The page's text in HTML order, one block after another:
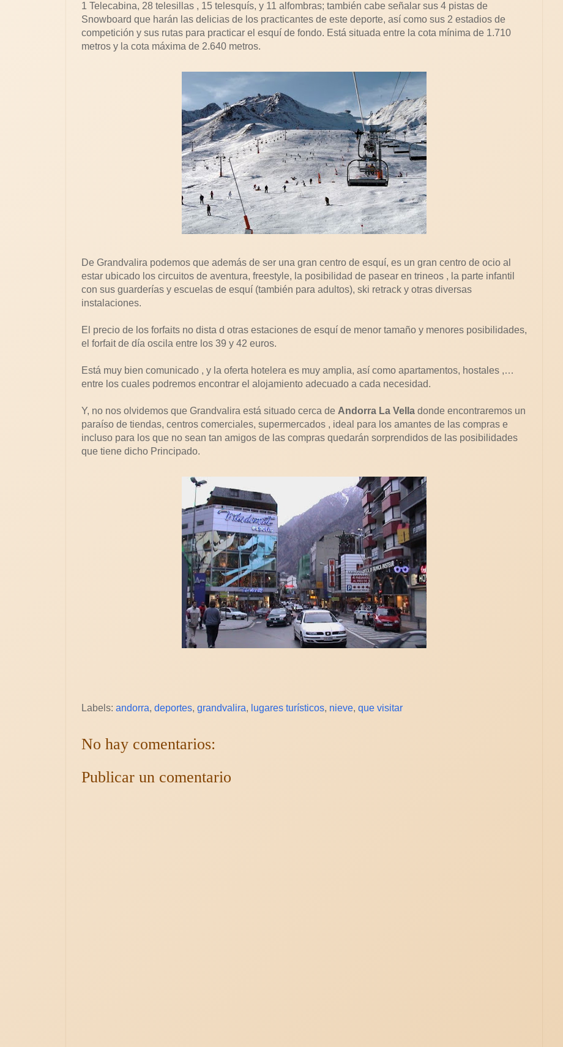
1 Telecabina, 28 telesillas , 15 telesquís, y 11 alfombras; también cabe señalar sus 4 pistas de
Snowboard que harán las delicias de los practicantes de este deporte, así como sus 2 estadios de
competición y sus rutas para practicar el esquí de fondo. Está situada entre la cota mínima de 1.710
metros y la cota máxima de 2.640 metros.
De Grandvalira podemos que además de ser una gran centro de esquí, es un gran centro de ocio al
estar ubicado los circuitos de aventura, freestyle, la posibilidad de pasear en trineos , la parte infantil
con sus guarderías y escuelas de esquí (también para adultos), ski retrack y otras diversas
instalaciones.
El precio de los forfaits no dista d otras estaciones de esquí de menor tamaño y menores posibilidades,
el forfait de día oscila entre los 39 y 42 euros.
Está muy bien comunicado , y la oferta hotelera es muy amplia, así como apartamentos, hostales ,…
entre los cuales podremos encontrar el alojamiento adecuado a cada necesidad.
Y, no nos olvidemos que Grandvalira está situado cerca de Andorra La Vella donde encontraremos un
paraíso de tiendas, centros comerciales, supermercados , ideal para los amantes de las compras e
incluso para los que no sean tan amigos de las compras quedarán sorprendidos de las posibilidades
que tiene dicho Principado.
Labels: andorra, deportes, grandvalira, lugares turísticos, nieve, que visitar
No hay comentarios:
Publicar un comentario